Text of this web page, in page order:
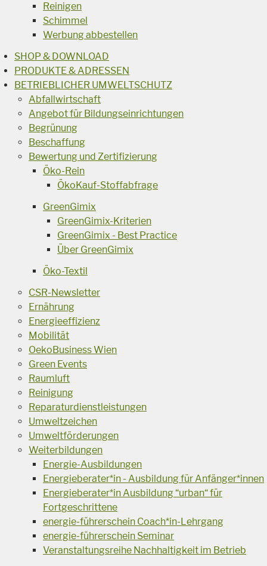
Reinigen
Schimmel
Werbung abbestellen
SHOP & DOWNLOAD
PRODUKTE & ADRESSEN
BETRIEBLICHER UMWELTSCHUTZ
Abfallwirtschaft
Angebot für Bildungseinrichtungen
Begrünung
Beschaffung
Bewertung und Zertifizierung
Öko-Rein
ÖkoKauf-Stoffabfrage
GreenGimix
GreenGimix-Kriterien
GreenGimix - Best Practice
Über GreenGimix
Öko-Textil
CSR-Newsletter
Ernährung
Energieeffizienz
Mobilität
OekoBusiness Wien
Green Events
Raumluft
Reinigung
Reparaturdienstleistungen
Umweltzeichen
Umweltförderungen
Weiterbildungen
Energie-Ausbildungen
Energieberater*in - Ausbildung für Anfänger*innen
Energieberater*in Ausbildung “urban“ für
Fortgeschrittene
energie-führerschein Coach*in-Lehrgang
energie-führerschein Seminar
Veranstaltungsreihe Nachhaltigkeit im Betrieb